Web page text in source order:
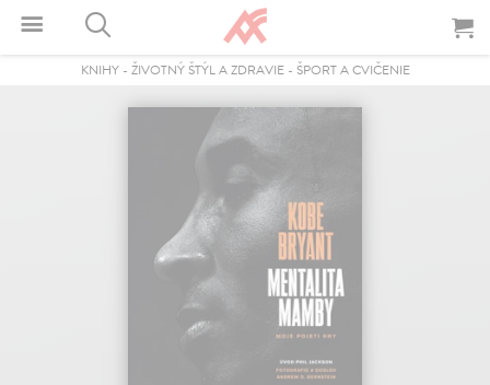
KNIHY- ŽIVOTNÝ ŠTÝL A ZDRAVIE- ŠPORT A CVIČENIE